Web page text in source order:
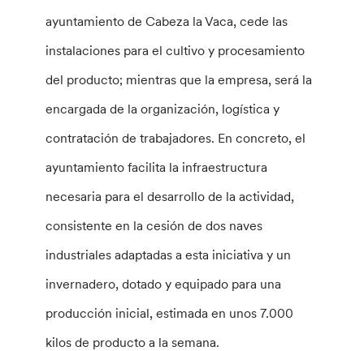
ayuntamiento de Cabeza la Vaca, cede las
instalaciones para el cultivo y procesamiento
del producto; mientras que la empresa, será la
encargada de la organización, logística y
contratación de trabajadores. En concreto, el
ayuntamiento facilita la infraestructura
necesaria para el desarrollo de la actividad,
consistente en la cesión de dos naves
industriales adaptadas a esta iniciativa y un
invernadero, dotado y equipado para una
producción inicial, estimada en unos 7.000
kilos de producto a la semana.